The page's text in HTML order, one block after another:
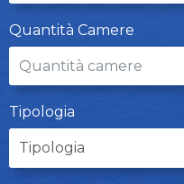
Quantità Camere
Tipologia